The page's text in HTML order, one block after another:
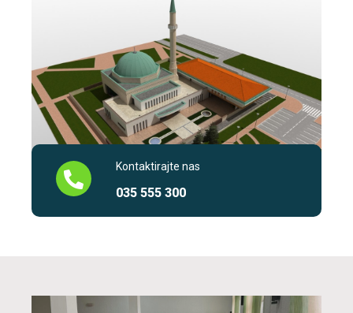
Kontaktirajte nas
035 555 300